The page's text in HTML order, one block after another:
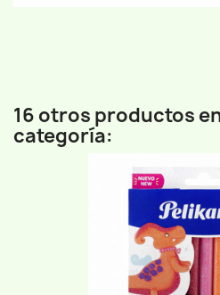
16 otros productos
categoría: